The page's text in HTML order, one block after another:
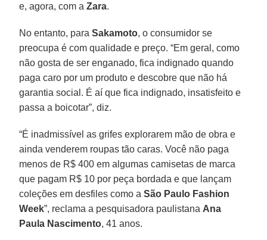
e, agora, com aZara.
No entanto, paraSakamoto, o consumidor se
preocupa é com qualidade e preço. “Em geral, como
não gosta de ser enganado, fica indignado quando
paga caro por um produto e descobre que não há
garantia social. É aí que fica indignado, insatisfeito e
passa a boicotar”, diz.
“É inadmissível as grifes explorarem mão de obra e
ainda venderem roupas tão caras. Você não paga
menos de R$ 400 em algumas camisetas de marca
que pagam R$ 10 por peça bordada e que lançam
coleções em desfiles como aSão Paulo Fashion
Week”, reclama a pesquisadora paulistana Ana
Paula Nascimento, 41 anos.